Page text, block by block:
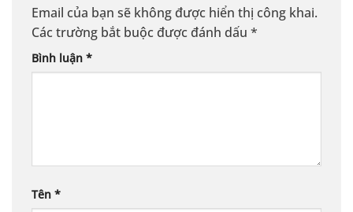
Email của bạn sẽ không được hiển thị công khai.
Các trường bắt buộc được đánh dấu *
Bình luận *
Tên *